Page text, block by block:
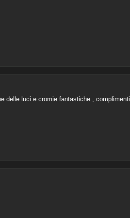
delle luci e cromie fantastiche , complimenti